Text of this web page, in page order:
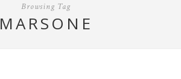
Browsing Tag
MARSONE